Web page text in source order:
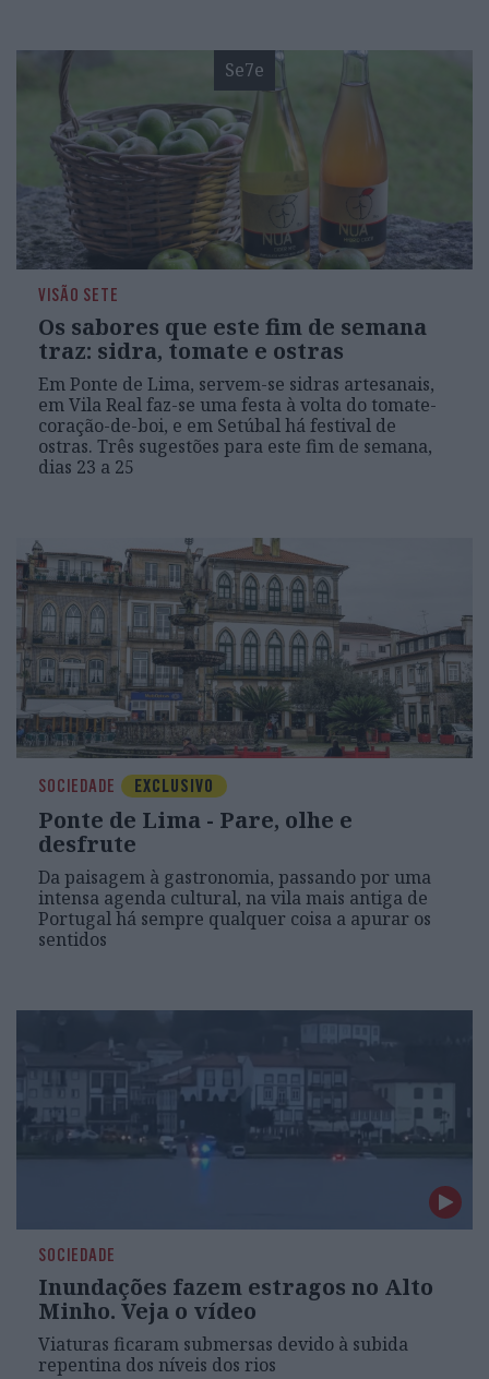
Se7e
VISÃO SETE
Os sabores que este fim de semana
traz: sidra, tomate e ostras
Em Ponte de Lima, servem-se sidras artesanais,
em Vila Real faz-se uma festa à volta do tomate-
coração-de-boi, e em Setúbal há festival de
ostras. Três sugestões para este fim de semana,
dias 23 a 25
SOCIEDADE EXCLUSIVO
Ponte de Lima - Pare, olhe e
desfrute
Da paisagem à gastronomia, passando por uma
intensa agenda cultural, na vila mais antiga de
Portugal há sempre qualquer coisa a apurar os
sentidos
SOCIEDADE
Inundações fazem estragos no Alto
Minho. Veja o vídeo
Viaturas ficaram submersas devido à subida
repentina dos níveis dos rios